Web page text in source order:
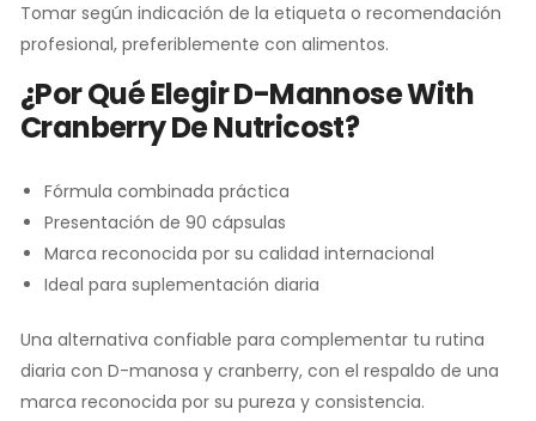
Tomar según indicación de la etiqueta o recomendación
profesional, preferiblemente con alimentos.
¿Por Qué Elegir D-Mannose With
Cranberry De Nutricost?
Fórmula combinada práctica
Presentación de 90 cápsulas
Marca reconocida por su calidad internacional
Ideal para suplementación diaria
Una alternativa confiable para complementar tu rutina
diaria con D-manosa y cranberry, con el respaldo de una
marca reconocida por su pureza y consistencia.